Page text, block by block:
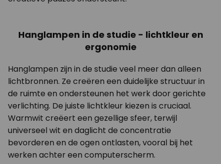
Hanglampen in de studie - lichtkleur en
ergonomie
Hanglampen zijn in de studie veel meer dan alleen
lichtbronnen. Ze creëren een duidelijke structuur in
de ruimte en ondersteunen het werk door gerichte
verlichting. De juiste lichtkleur kiezen is cruciaal.
Warmwit creëert een gezellige sfeer, terwijl
universeel wit en daglicht de concentratie
bevorderen en de ogen ontlasten, vooral bij het
werken achter een computerscherm.